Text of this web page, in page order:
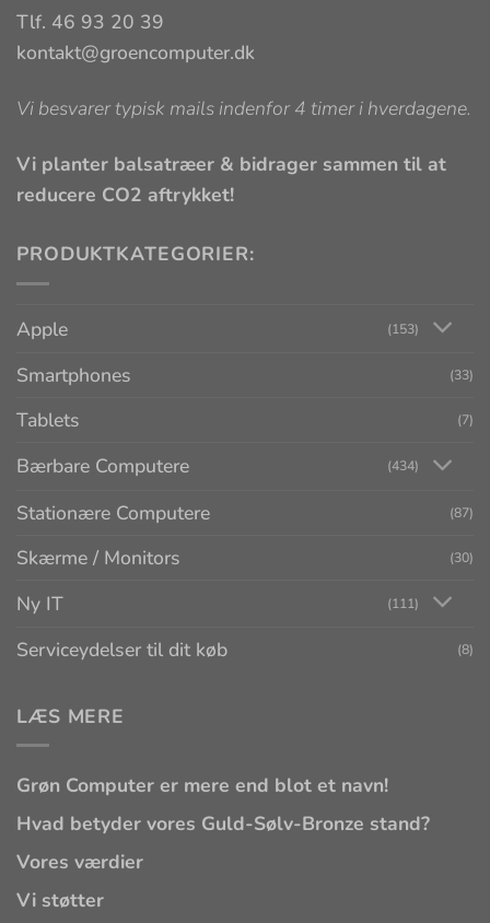
Tlf. 46 93 20 39
kontakt@groencomputer.dk
Vi besvarer typisk mails indenfor 4 timer i hverdagene.
Vi planter balsatræer & bidrager sammen til at
reducere CO2 aftrykket!
PRODUKTKATEGORIER:
Apple (153)
Smartphones (33)
Tablets (7)
Bærbare Computere (434)
Stationære Computere (87)
Skærme / Monitors (30)
Ny IT (111)
Serviceydelser til dit køb (8)
LÆS MERE
Grøn Computer er mere end blot et navn!
Hvad betyder vores Guld-Sølv-Bronze stand?
Vores værdier
Vi støtter